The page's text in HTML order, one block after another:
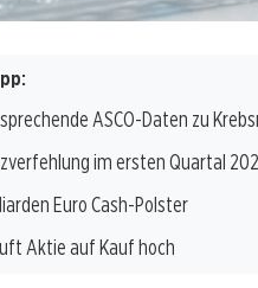
ASCO-Daten zu
im ersten Quartal
Euro Cash-Polster
Aktie auf Kauf hoch